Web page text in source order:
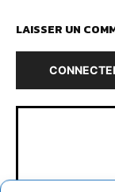
LAISSER UN